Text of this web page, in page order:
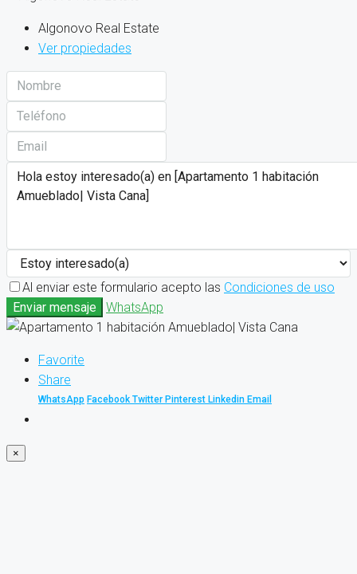
Algonovo Real Estate
Ver propiedades
Al enviar este formulario acepto las Condiciones de uso
Enviar mensaje
WhatsApp
Favorite
Share
WhatsApp Facebook Twitter Pinterest Linkedin Email
×